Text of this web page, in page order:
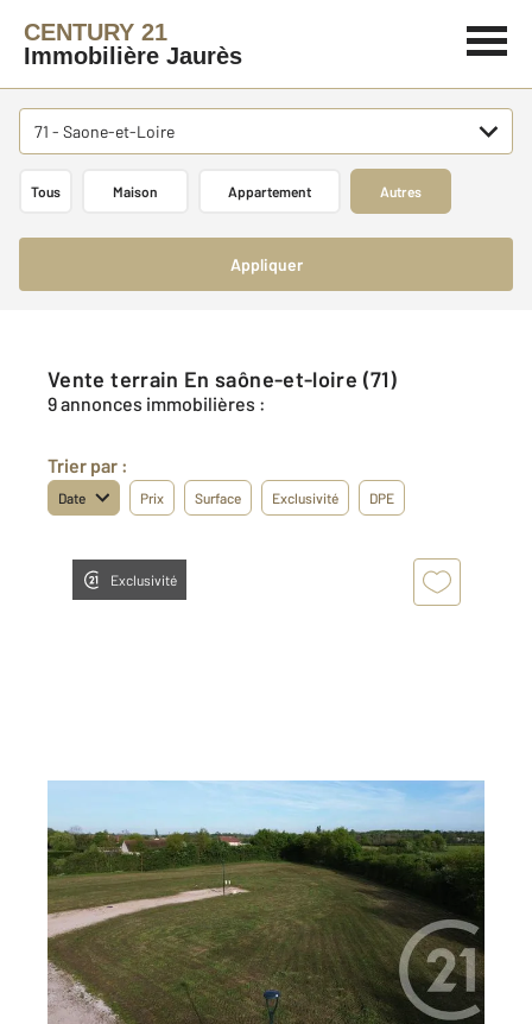
CENTURY 21
Immobilière Jaurès
71 - Saone-et-Loire
Tous Maison Appartement Autres
Appliquer
Vente terrain En saône-et-loire (71)
9 annonces immobilières :
Trier par :
Date Prix Surface Exclusivité DPE
Exclusivité
813 m2
Ref : 22382
Terrain à vendre
34 000 €
Découvrez un lotissement d'exception niché